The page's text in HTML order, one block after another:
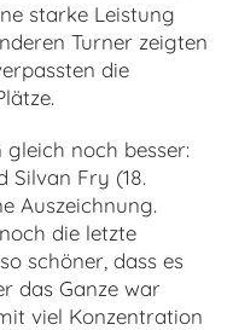
starke Leistung
Turner zeigten
die
noch besser:
Silvan Fry (18.
Auszeichnung.
die letzte
schöner, dass es
das Ganze war
viel Konzentration